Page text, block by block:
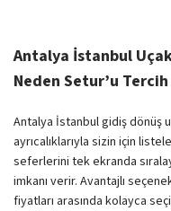
Antalya İstanbul
Neden Setur’u
Antalya İstanbul gidiş dönüş
ayrıcalıklarıyla sizin için
seferlerini tek ekranda
imkanı verir. Avantajlı
fiyatları arasında kolayca